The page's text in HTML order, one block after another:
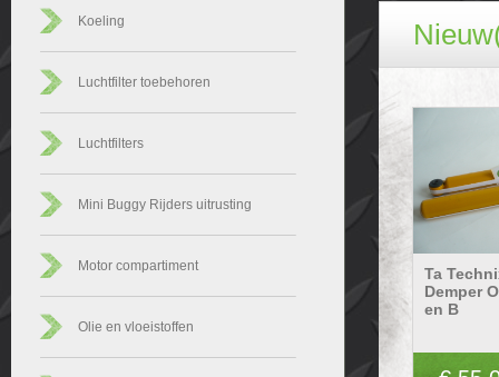
Koeling
Luchtfilter toebehoren
Luchtfilters
Mini Buggy Rijders uitrusting
Motor compartiment
Olie en vloeistoffen
Ta
Demper
en B